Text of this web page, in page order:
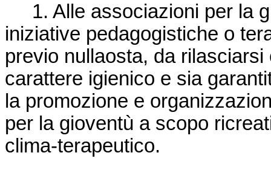
1. Alle associazioni per la
iniziative pedagogistiche o
previo nullaosta, da
carattere igienico e sia
la promozione e
per la gioventù a scopo
clima-terapeutico.